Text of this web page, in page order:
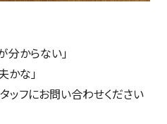
分からない」
かな」
ッフにお問い合わせください